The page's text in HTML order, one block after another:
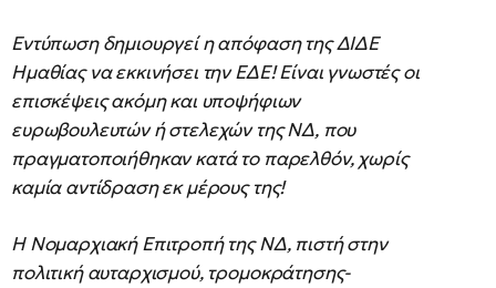
Εντύπωση δημιουργεί η απόφαση της ΔΙΔΕ
Ημαθίας να εκκινήσει την ΕΔΕ! Είναι γνωστές οι
επισκέψεις ακόμη και υποψήφιων
ευρωβουλευτών ή στελεχών της ΝΔ, που
πραγματοποιήθηκαν κατά το παρελθόν, χωρίς
καμία αντίδραση εκ μέρους της!
Η Νομαρχιακή Επιτροπή της ΝΔ, πιστή στην
πολιτική αυταρχισμού, τρομοκράτησης-